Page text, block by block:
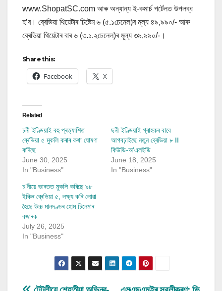
www.ShopatSC.com আৰু অন্যান্য ই-কমাৰ্চ পৰ্টেলত উপলব্ধ
হ’ব। ব্ৰেভিয়া থিয়েটাৰ চিষ্টেম ৬ (৫.১চেনেল)ৰ মূল্য ৪৯,৯৯০/- আৰু
ব্ৰেভিয়া থিয়েটাৰ বাৰ ৬ (৩.১.২চেনেল)ৰ মূল্য ৩৯,৯৯০/-।
Share this:
Facebook X
Related
চনী ইণ্ডিয়াই বহু প্ৰত্যাশিত
ব্ৰেভিয়া ৫ মুকলি কৰাৰ কথা ঘোষণা
কৰিছে
June 30, 2025
In "Business"
ছনী ইণ্ডিয়াই গ্ৰাহকৰ বাবে
আগবঢ়াইছে নতুন ব্ৰেভিয়া ৮ II
কিউডি-অ’এলইডি
June 18, 2025
In "Business"
চ’নীয়ে ভাৰতত মুকলি কৰিছে ৯৮
ইঞ্চিৰ ব্ৰেভিয়া ৫, লক্ষ্য কৰি লোৱা
হৈছে উচ্চ মানদণ্ডৰ হোম চিনেমাৰ
বজাৰক
July 26, 2025
In "Business"